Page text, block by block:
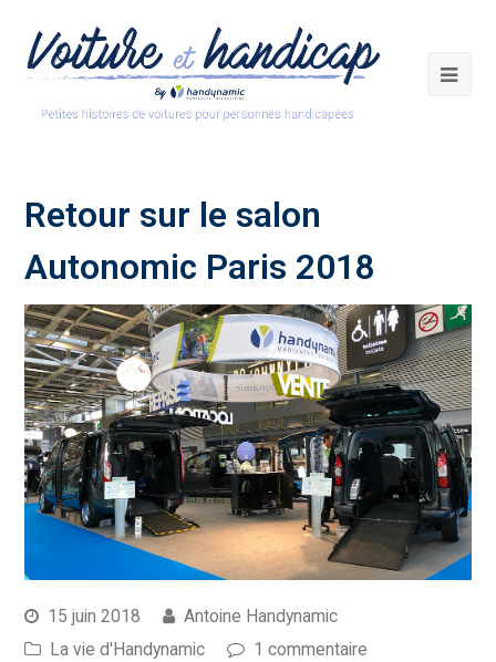
Retour sur le salon
Autonomic Paris 2018
15 juin 2018
Antoine Handynamic
La vie d'Handynamic
1 commentaire